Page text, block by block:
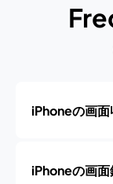
iPhoneの画面
iPhoneの画面